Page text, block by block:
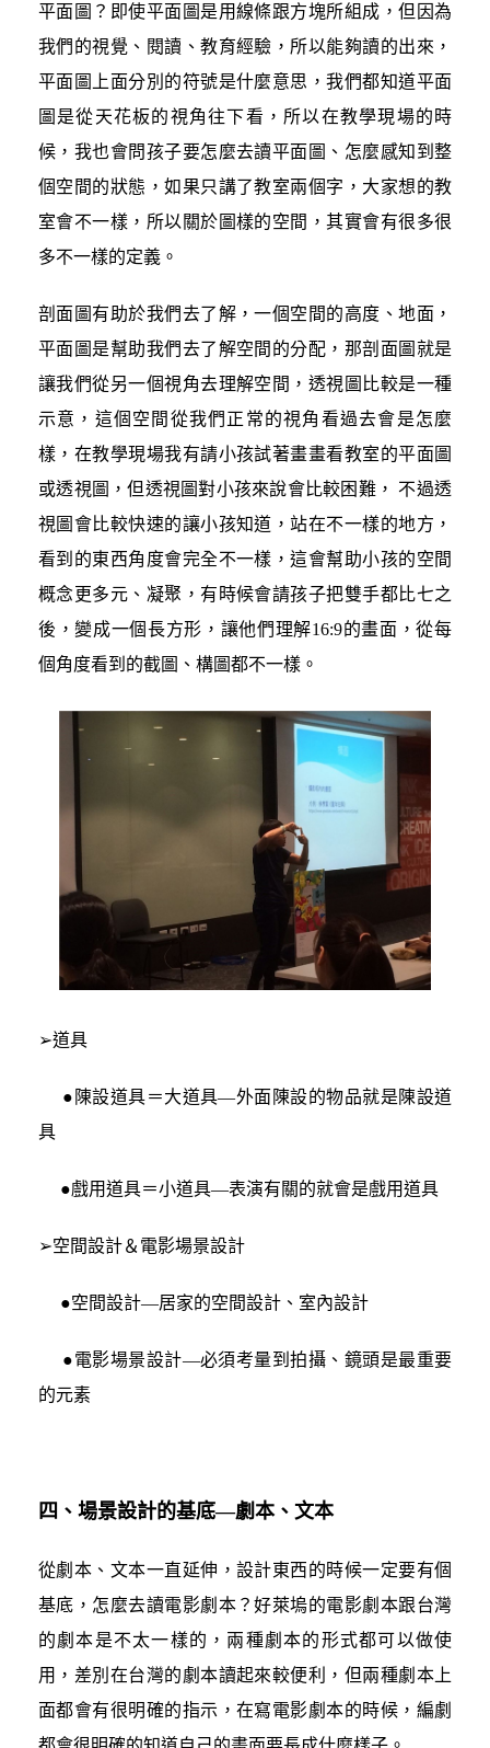
平面圖？即使平面圖是用線條跟方塊所組成，但因為
我們的視覺、閱讀、教育經驗，所以能夠讀的出來，
平面圖上面分別的符號是什麼意思，我們都知道平面
圖是從天花板的視角往下看，所以在教學現場的時
候，我也會問孩子要怎麼去讀平面圖、怎麼感知到整
個空間的狀態，如果只講了教室兩個字，大家想的教
室會不一樣，所以關於圖樣的空間，其實會有很多很
多不一樣的定義。
剖面圖有助於我們去了解，一個空間的高度、地面，
平面圖是幫助我們去了解空間的分配，那剖面圖就是
讓我們從另一個視角去理解空間，透視圖比較是一種
示意，這個空間從我們正常的視角看過去會是怎麼
樣，在教學現場我有請小孩試著畫畫看教室的平面圖
或透視圖，但透視圖對小孩來說會比較困難， 不過透
視圖會比較快速的讓小孩知道，站在不一樣的地方，
看到的東西角度會完全不一樣，這會幫助小孩的空間
概念更多元、凝聚，有時候會請孩子把雙手都比七之
後，變成一個長方形，讓他們理解16:9的畫面，從每
個角度看到的截圖、構圖都不一樣。
➢道具
●陳設道具＝大道具—外面陳設的物品就是陳設道
具
●戲用道具＝小道具—表演有關的就會是戲用道具
➢空間設計＆電影場景設計
●空間設計—居家的空間設計、室內設計
●電影場景設計—必須考量到拍攝、鏡頭是最重要
的元素
四、場景設計的基底—劇本、文本
從劇本、文本一直延伸，設計東西的時候一定要有個
基底，怎麼去讀電影劇本？好萊塢的電影劇本跟台灣
的劇本是不太一樣的，兩種劇本的形式都可以做使
用，差別在台灣的劇本讀起來較便利，但兩種劇本上
面都會有很明確的指示，在寫電影劇本的時候，編劇